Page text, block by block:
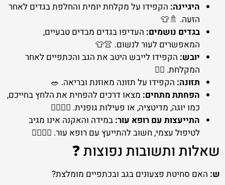
היגיינה: הקפידו על מקלחת יומית והחלפת בגדים לאחר
הזעה. 🚿👕
בגדים נושמים: העדיפו בגדים מבדים טבעיים,
המאפשרים לעור לנשום. 👚👕
יובש: הקפידו לייבש היטב את הגב והכתפיים לאחר
המקלחת. 🧖‍♀️
תזונה: הקפידו על תזונה מאוזנת ובריאה. 🥗
הפחתת מתחים: מצאו דרכים להפחית את הלחץ בחייכם,
כמו יוגה, מדיטציה, או פעילות גופנית. 🧘‍♀️🏃‍♀️
התייעצות עם רופא עור: במידה והאקנה אינו מגיב
לטיפול עצמי, חשוב להתייעץ עם רופא עור. 👩‍⚕️👨‍⚕️
שאלות ותשובות נפוצות ❓
ש: האם סחיטת פצעונים בגב ובכתפיים מומלצת?